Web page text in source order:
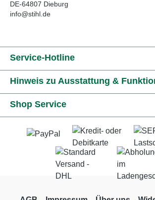
DE-64807 Dieburg
info@stihl.de
Service-Hotline
Hinweis zu Ausstattung &
Shop Service